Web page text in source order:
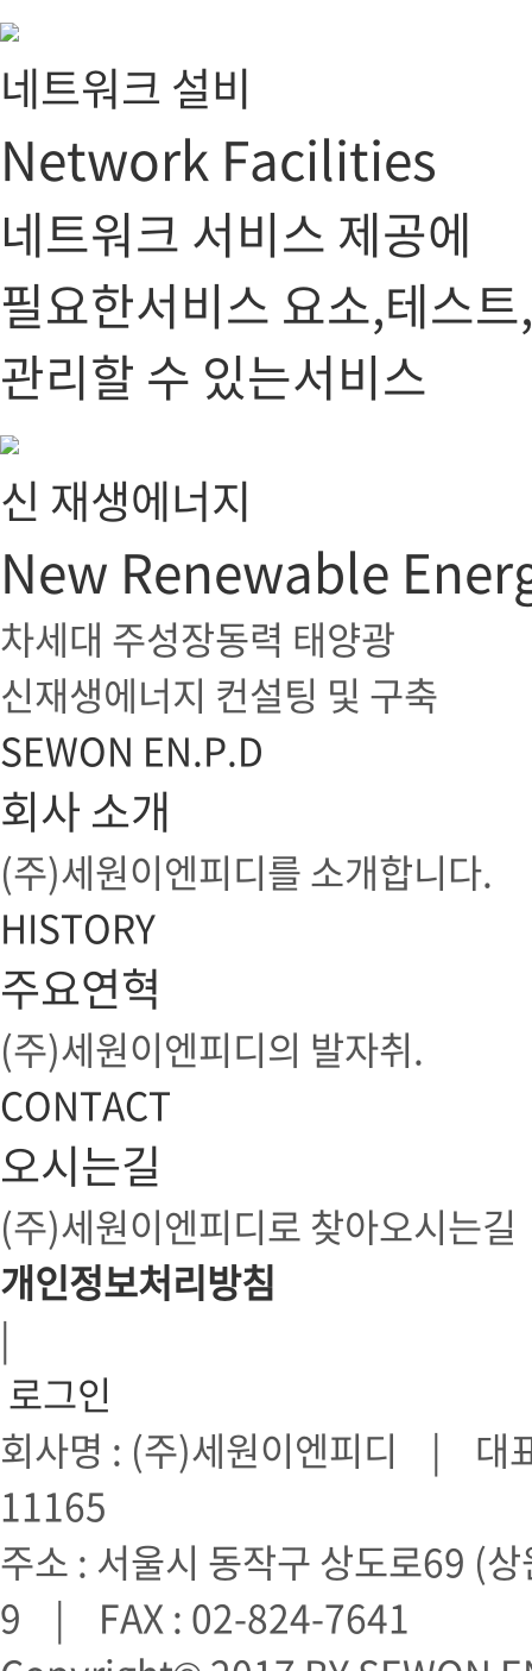
네트워크 설비
Network Facilities
네트워크 서비스 제공에
필요한서비스 요소,테스트,
관리할 수 있는서비스
신 재생에너지
New Renewable
차세대 주성장동력 태양광
신재생에너지 컨설팅 및 구축
SEWON EN.P.D
회사 소개
(주)세원이엔피디를 소개합니다.
HISTORY
주요연혁
(주)세원이엔피디의 발자취.
CONTACT
오시는길
(주)세원이엔피디로 찾아오시는길
개인정보처리방침
|
로그인
회사명 : (주)세원이엔피디 | 대
11165
주소 : 서울시 동작구 상도로69
9 | FAX : 02-824-7641